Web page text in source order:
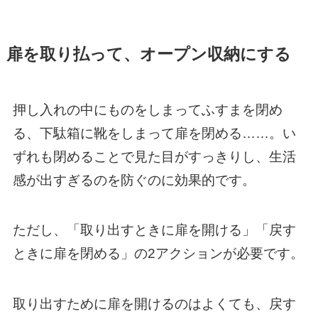
扉を取り払って、オープン収納にする
押し入れの中にものをしまってふすまを閉め
る、下駄箱に靴をしまって扉を閉める……。い
ずれも閉めることで見た目がすっきりし、生活
感が出すぎるのを防ぐのに効果的です。
ただし、「取り出すときに扉を開ける」「戻す
ときに扉を閉める」の2アクションが必要です。
取り出すために扉を開けるのはよくても、戻す